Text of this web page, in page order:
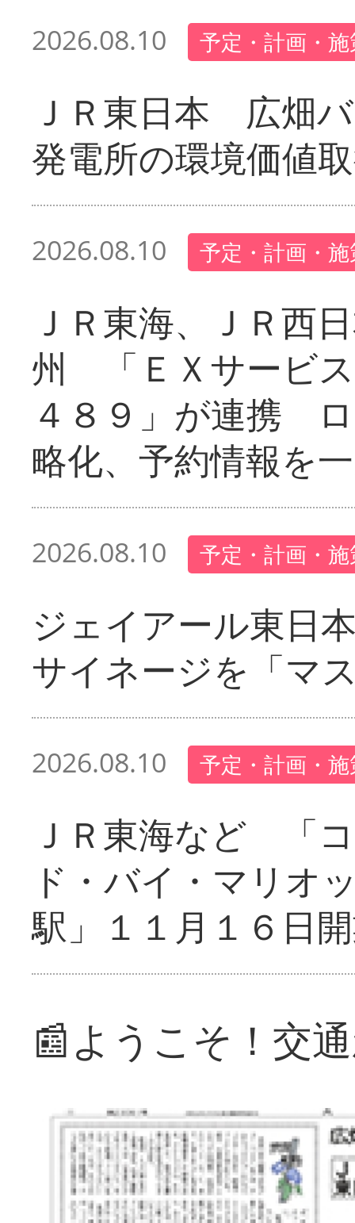
2026.08.10 予定・計画・
ＪＲ東日本 広畑
発電所の環境価値
2026.08.10 予定・計画・
ＪＲ東海、ＪＲ西
州 「ＥＸサービ
４８９」が連携
略化、予約情報を
2026.08.10 予定・計画・
ジェイアール東日
サイネージを「マ
2026.08.10 予定・計画・
ＪＲ東海など 「
ド・バイ・マリオ
駅」１１月１６日
📰ようこそ！交